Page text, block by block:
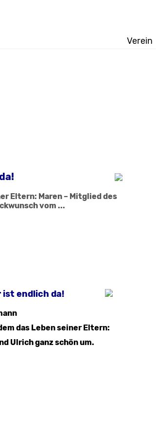
Verein
Eltern: Maren – Mitglied des
vom ...
ist endlich da!
das Leben seiner Eltern:
Ulrich ganz schön um.